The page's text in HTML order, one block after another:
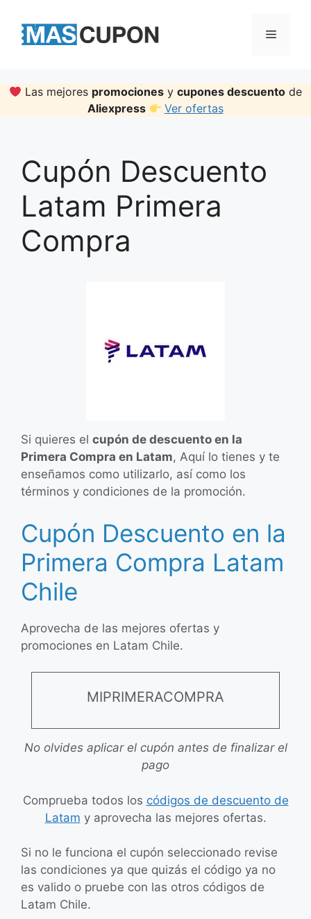
content
Menu
Las mejores promociones ycupones descuento de
Aliexpress
Ver ofertas
Cupón Descuento
Latam Primera
Compra
Si quieres el cupón de descuento en la
Primera Compra en Latam, Aquí lo tienes y te
enseñamos como utilizarlo, así como los
términos y condiciones de la promoción.
Cupón Descuento en la
Primera Compra Latam
Chile
Aprovecha de las mejores ofertas y
promociones en Latam Chile.
MIPRIMERACOMPRA
No olvides aplicar el cupón antes de finalizar el
pago
Comprueba todos los códigos de descuento de
Latam y aprovecha las mejores ofertas.
Si no le funciona el cupón seleccionado revise
las condiciones ya que quizás el código ya no
es valido o pruebe con las otros códigos de
Latam Chile.